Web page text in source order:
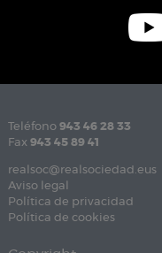
Teléfono 943 46 28 33
Fax 943 45 89 41
realsoc@realsociedad.eus
Aviso legal
Política de privacidad
Política de cookies